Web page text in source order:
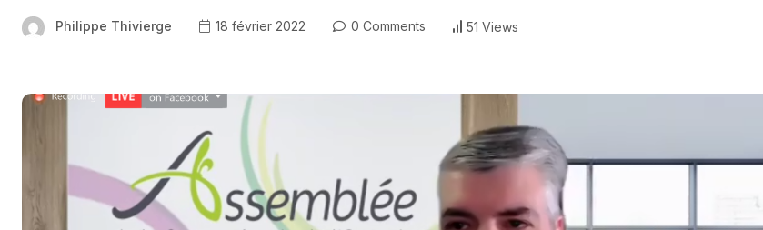
Philippe Thivierge 18 février 2022 0 Comments 51 Views